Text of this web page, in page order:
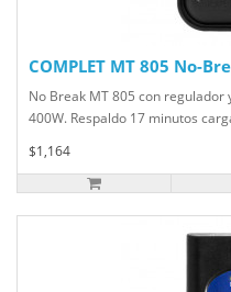
COMPLET MT 805 No-
No Break MT 805 con
400W. Respaldo 17 minutos
$1,164